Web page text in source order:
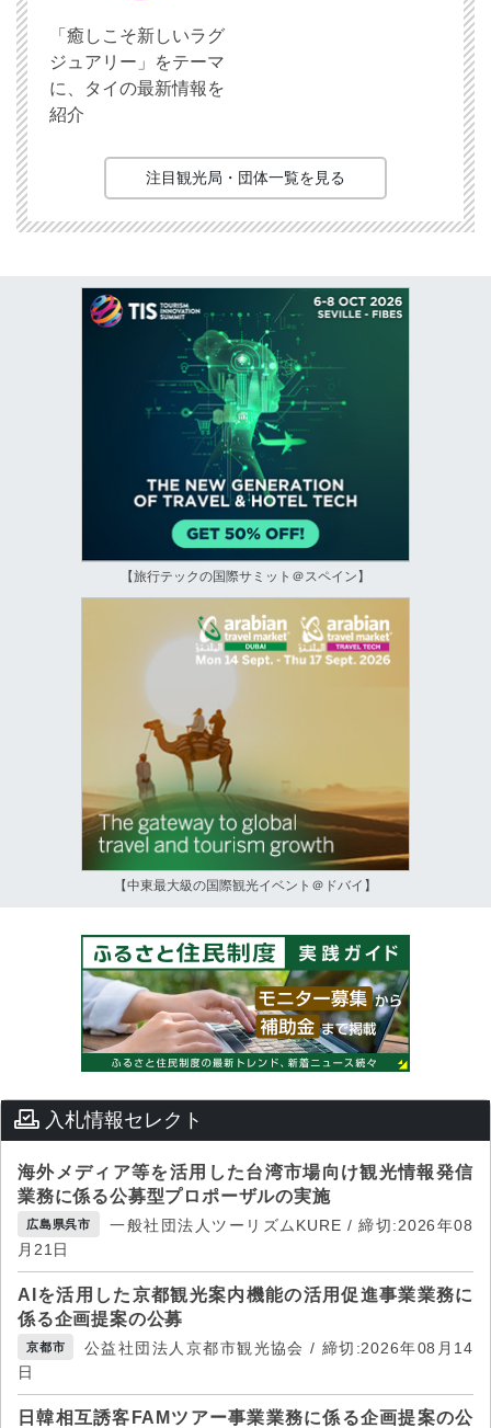
「癒しこそ新しいラグ
ジュアリー」をテーマ
に、タイの最新情報を
紹介
注目観光局・団体一覧を見る
【旅行テックの国際サミット＠スペイン】
【中東最大級の国際観光イベント＠ドバイ】
入札情報セレクト
海外メディア等を活用した台湾市場向け観光情報発信
業務に係る公募型プロポーザルの実施
広島県呉市
一般社団法人ツーリズムKURE / 締切:2026年08
月21日
AIを活用した京都観光案内機能の活用促進事業業務に
係る企画提案の公募
京都市
公益社団法人京都市観光協会 / 締切:2026年08月14
日
日韓相互誘客FAMツアー事業業務に係る企画提案の公